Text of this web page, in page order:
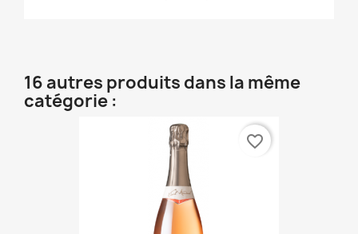
16 autres produits dans la même
catégorie :
favorite_border